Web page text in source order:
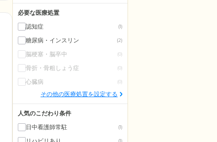
必要な医療処置
認知症
(1)
糖尿病・インスリン (2)
脳梗塞・脳卒中 (0)
骨折・骨粗しょう症 (0)
心臓病 (0)
その他の医療処置を設定する
人気のこだわり条件
日中看護師常駐
(1)
リハビリあり (1)